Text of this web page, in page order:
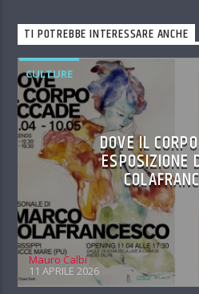
TI POTREBBE INTERESSARE ANCHE
CULTURE
DOVE IL
ESPOSIZIONE
Mauro Calbi
11 APRILE 2026